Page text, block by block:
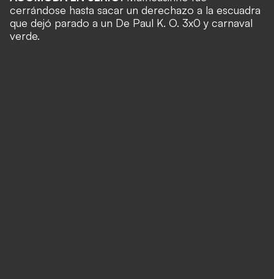
cerrándose hasta sacar un derechazo a la escuadra
que dejó parado a un De Paul K. O. 3x0 y carnaval
verde.